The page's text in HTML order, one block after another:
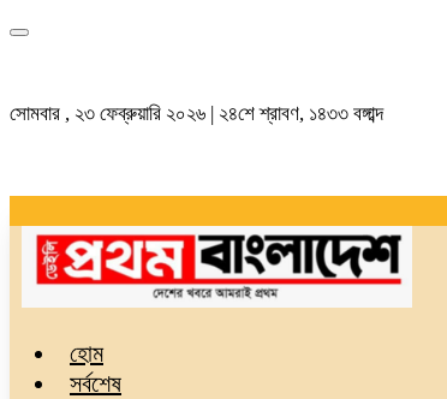
সোমবার , ২৩ ফেব্রুয়ারি ২০২৬ | ২৪শে শ্রাবণ, ১৪৩৩ বঙ্গাব্দ
হোম
সর্বশেষ